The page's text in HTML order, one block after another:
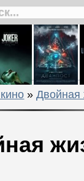
»Двойная